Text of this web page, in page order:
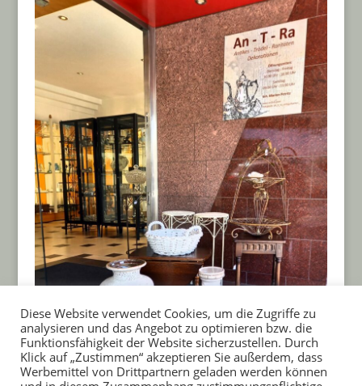
Diese Website verwendet Cookies, um die Zugriffe zu
analysieren und das Angebot zu optimieren bzw. die
Funktionsfähigkeit der Website sicherzustellen. Durch
Klick auf „Zustimmen“ akzeptieren Sie außerdem, dass
Werbemittel von Drittpartnern geladen werden können